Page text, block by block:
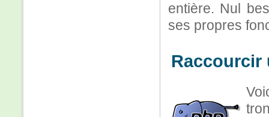
entière. Nul
ses propres
Raccourcir